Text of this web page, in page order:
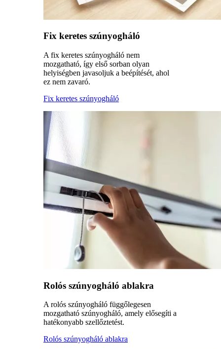
Fix keretes szúnyogháló
A fix keretes szúnyogháló nem
mozgatható, így első sorban olyan
helyiségben javasoljuk a beépítését, ahol
ez nem zavaró.
Fix keretes szúnyogháló
Rolós szúnyogháló ablakra
A rolós szúnyogháló függőlegesen
mozgatható szúnyogháló, amely elősegíti a
hatékonyabb szellőztetést.
Rolós szúnyogháló ablakra